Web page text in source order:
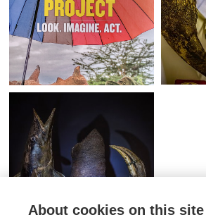
About cookies on this site